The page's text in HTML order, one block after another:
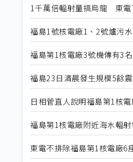
1千萬倍輻射量搞烏龍 東電
福島1號核電廠1、2號爐污
福島第1核電廠3號機傳有3
福島23日清晨發生規模5餘
日相菅直人說明福島第1核
福島第1核電廠附近海水輻
東電不排除福島第1核電廠6